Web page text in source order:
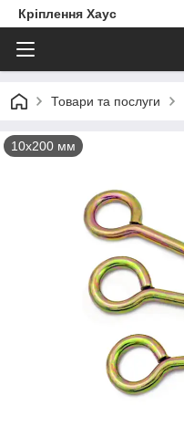
Кріплення Хаус
Товари та послуги
10х200 мм